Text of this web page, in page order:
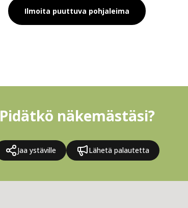
Ilmoita puuttuva pohjaleima
Pidätkö näkemästäsi?
Jaa ystäville Lähetä palautetta